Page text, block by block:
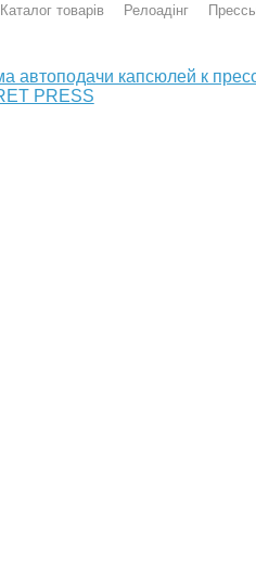
Каталог товарів Релоадінг